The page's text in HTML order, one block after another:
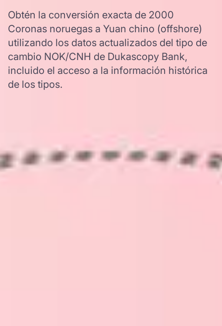
Obtén la conversión exacta de 2000
Coronas noruegas a Yuan chino (offshore)
utilizando los datos actualizados del tipo de
cambio NOK/CNH de Dukascopy Bank,
incluido el acceso a la información histórica
de los tipos.